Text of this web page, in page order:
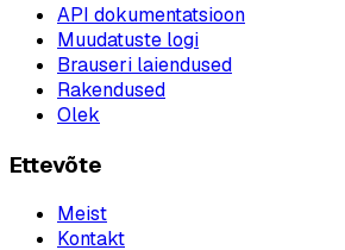
API dokumentatsioon
Muudatuste logi
Brauseri laiendused
Rakendused
Olek
Ettevõte
Meist
Kontakt